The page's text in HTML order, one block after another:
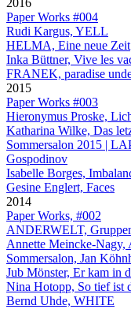
2016
Paper Works #004
Rudi Kargus, YELL
HELMA, Eine neue Zeit
Inka Büttner, Vive les
FRANEK, paradise
2015
Paper Works #003
Hieronymus Proske,
Katharina Wilke, Das
Sommersalon 2015 |
Gospodinov
Isabelle Borges,
Gesine Englert, Faces
2014
Paper Works, #002
ANDERWELT,
Annette Meincke-Nagy,
Sommersalon, Jan
Jub Mönster, Er kam in
Nina Hotopp, So tief ist
Bernd Uhde, WHITE